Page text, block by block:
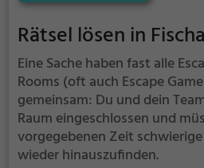
kombiniert kann das Rätsel
Rätsel lösen in
Eine Sache haben fast alle
Rooms (oft auch Escape
gemeinsam: Du und dein
Raum eingeschlossen und
vorgegebenen Zeit
wieder hinauszufinden.